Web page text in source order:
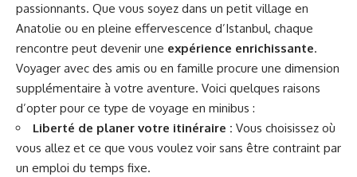
passionnants. Que vous soyez dans un petit village en
Anatolie ou en pleine effervescence d’Istanbul, chaque
rencontre peut devenir une expérience enrichissante.
Voyager avec des amis ou en famille procure une dimension
supplémentaire à votre aventure. Voici quelques raisons
d’opter pour ce type de voyage en minibus :
Liberté de planer votre itinéraire : Vous choisissez où
vous allez et ce que vous voulez voir sans être contraint par
un emploi du temps fixe.